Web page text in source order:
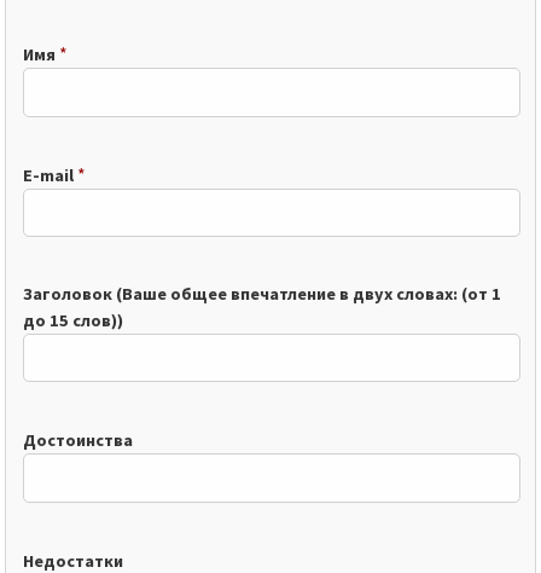
Имя *
E-mail *
Заголовок (Ваше общее впечатление в двух словах: (от 1
до 15 слов))
Достоинства
Недостатки